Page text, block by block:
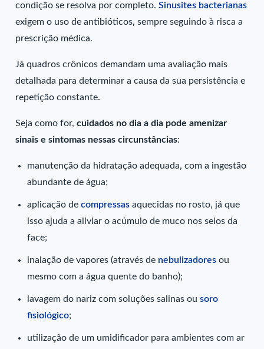
condição se resolva por completo.Sinusites bacterianas
exigem o uso de antibióticos, sempre seguindo à risca a
prescrição médica.
Já quadros crônicos demandam uma avaliação mais
detalhada para determinar a causa da sua persistência e
repetição constante.
Seja como for,cuidados no dia a dia pode amenizar
sinais e sintomas nessas circunstâncias:
manutenção da hidratação adequada, com a ingestão
abundante de água;
aplicação decompressasaquecidas no rosto, já que
isso ajuda a aliviar o acúmulo de muco nos seios da
face;
inalação de vapores (através de nebulizadoresou
mesmo com a água quente do banho);
lavagem do nariz com soluções salinas ousoro
fisiológico;
utilização de um umidificador para ambientes com ar